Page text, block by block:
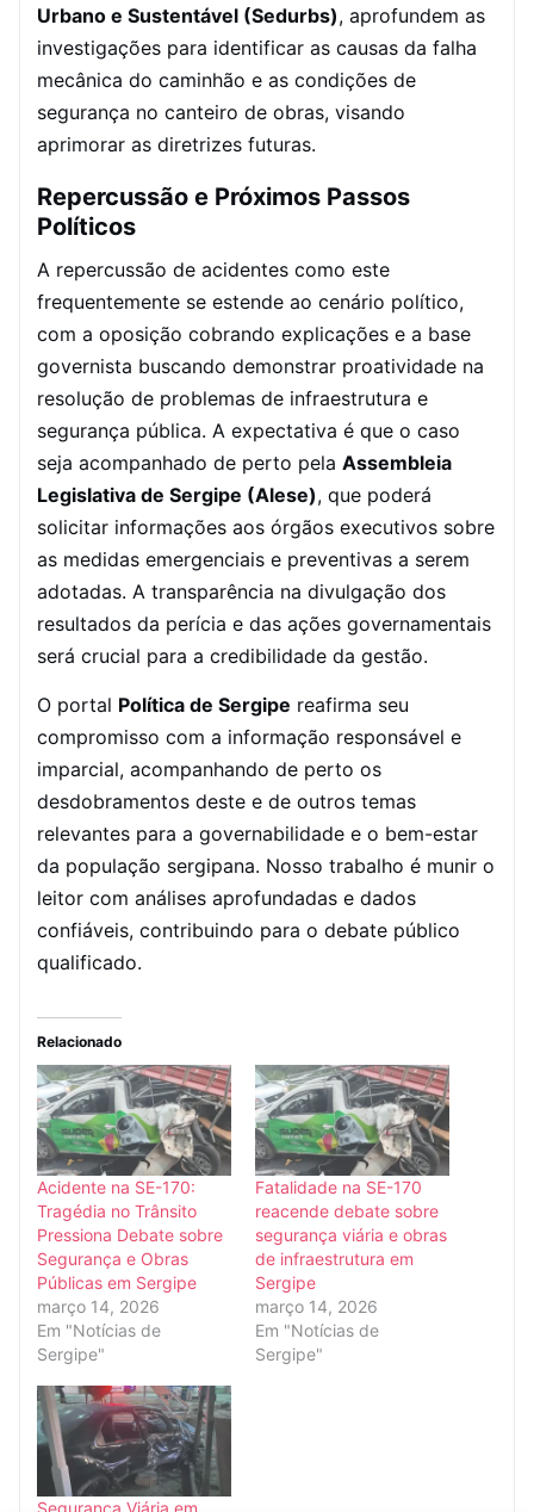
Urbano e Sustentável (Sedurbs), aprofundem as
investigações para identificar as causas da falha
mecânica do caminhão e as condições de
segurança no canteiro de obras, visando
aprimorar as diretrizes futuras.
Repercussão e Próximos Passos
Políticos
A repercussão de acidentes como este
frequentemente se estende ao cenário político,
com a oposição cobrando explicações e a base
governista buscando demonstrar proatividade na
resolução de problemas de infraestrutura e
segurança pública. A expectativa é que o caso
seja acompanhado de perto pela Assembleia
Legislativa de Sergipe (Alese), que poderá
solicitar informações aos órgãos executivos sobre
as medidas emergenciais e preventivas a serem
adotadas. A transparência na divulgação dos
resultados da perícia e das ações governamentais
será crucial para a credibilidade da gestão.
O portal Política de Sergipe reafirma seu
compromisso com a informação responsável e
imparcial, acompanhando de perto os
desdobramentos deste e de outros temas
relevantes para a governabilidade e o bem-estar
da população sergipana. Nosso trabalho é munir o
leitor com análises aprofundadas e dados
confiáveis, contribuindo para o debate público
qualificado.
Relacionado
Acidente na SE-170:
Tragédia no Trânsito
Pressiona Debate sobre
Segurança e Obras
Públicas em Sergipe
março 14, 2026
Em "Notícias de
Sergipe"
Fatalidade na SE-170
reacende debate sobre
segurança viária e obras
de infraestrutura em
Sergipe
março 14, 2026
Em "Notícias de
Sergipe"